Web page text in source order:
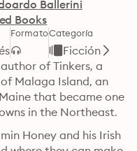
Ballerini
Books
FormatoCategoría
Ficción
of Tinkers, a
Malaga Island, an
that became one
in the Northeast.
Honey and his Irish